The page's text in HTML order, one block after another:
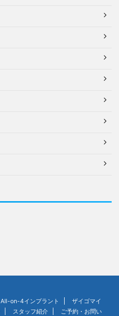
All-on-4インプラント
ザイゴマイ
スタッフ紹介 ご予約・お問い